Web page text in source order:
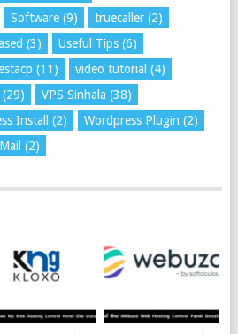
Software(9) truecaller(2)
(3) Useful Tips(6)
(11) video tutorial (4)
(29) VPS Sinhala (38)
Install (2) Wordpress Plugin (2)
(2)